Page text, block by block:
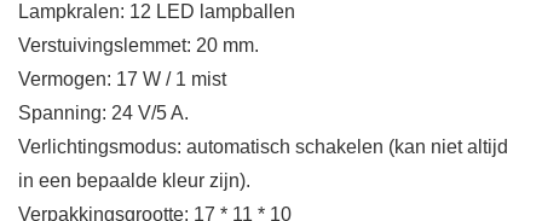
Lampkralen: 12 LED lampballen
Verstuivingslemmet: 20 mm.
Vermogen: 17 W / 1 mist
Spanning: 24 V/5 A.
Verlichtingsmodus: automatisch schakelen (kan niet altijd
in een bepaalde kleur zijn).
Verpakkingsgrootte: 17 * 11 * 10